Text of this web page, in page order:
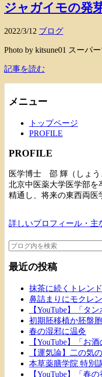
ジャガイモの発
2022/3/12 ブログ
Photo by kitsune01 スー
記事を読む
メニュー
トップページ
PROFILE
PROFILE
医学博士 邵 輝（しょう
北京中医薬大学医学部を
精通し、将来の東西両医
詳しいプロフィール・主
最近の投稿
抹茶に続くトレン
鼻詰まりにモクレン
【YouTube】「タ
初期胚移植か胚盤
春の湿邪に温灸
【YouTube】「お
【運気論】二の気
本草薬膳学院 特別
【YouTube】「春